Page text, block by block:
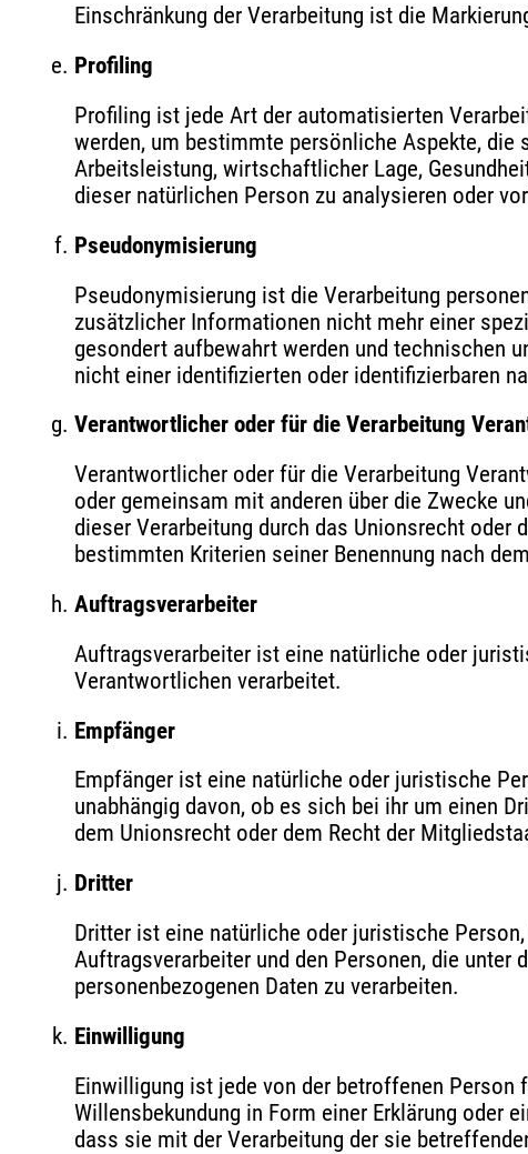
Einschränkung der Verarbeitung ist die
Profiling
Profiling ist jede Art der automatisierten
werden, um bestimmte persönliche Aspekte, die
Arbeitsleistung, wirtschaftlicher Lage,
dieser natürlichen Person zu analysieren oder
Pseudonymisierung
Pseudonymisierung ist die Verarbeitung
zusätzlicher Informationen nicht mehr einer
gesondert aufbewahrt werden und technischen
nicht einer identifizierten oder identifizierbaren
Verantwortlicher oder für die Verarbeitung
Verantwortlicher oder für die Verarbeitung
oder gemeinsam mit anderen über die Zwecke
dieser Verarbeitung durch das Unionsrecht oder
bestimmten Kriterien seiner Benennung nach
Auftragsverarbeiter
Auftragsverarbeiter ist eine natürliche oder
Verantwortlichen verarbeitet.
Empfänger
Empfänger ist eine natürliche oder juristische
unabhängig davon, ob es sich bei ihr um einen
dem Unionsrecht oder dem Recht der
Dritter
Dritter ist eine natürliche oder juristische
Auftragsverarbeiter und den Personen, die
personenbezogenen Daten zu verarbeiten.
Einwilligung
Einwilligung ist jede von der betroffenen
Willensbekundung in Form einer Erklärung oder
dass sie mit der Verarbeitung der sie